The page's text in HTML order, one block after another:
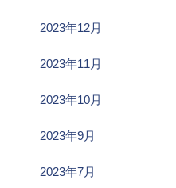
2023年12月
2023年11月
2023年10月
2023年9月
2023年7月